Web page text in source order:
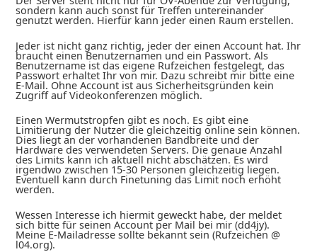
sondern kann auch sonst für Treffen untereinander
genutzt werden. Hierfür kann jeder einen Raum erstellen.
Jeder ist nicht ganz richtig, jeder der einen Account hat. Ihr
braucht einen Benutzernamen und ein Passwort. Als
Benutzername ist das eigene Rufzeichen festgelegt, das
Passwort erhaltet Ihr von mir. Dazu schreibt mir bitte eine
E-Mail. Ohne Account ist aus Sicherheitsgründen kein
Zugriff auf Videokonferenzen möglich.
Einen Wermutstropfen gibt es noch. Es gibt eine
Limitierung der Nutzer die gleichzeitig online sein können.
Dies liegt an der vorhandenen Bandbreite und der
Hardware des verwendeten Servers. Die genaue Anzahl
des Limits kann ich aktuell nicht abschätzen. Es wird
irgendwo zwischen 15-30 Personen gleichzeitig liegen.
Eventuell kann durch Finetuning das Limit noch erhöht
werden.
Wessen Interesse ich hiermit geweckt habe, der meldet
sich bitte für seinen Account per Mail bei mir (dd4jy).
Meine E-Mailadresse sollte bekannt sein (Rufzeichen @
l04.org).